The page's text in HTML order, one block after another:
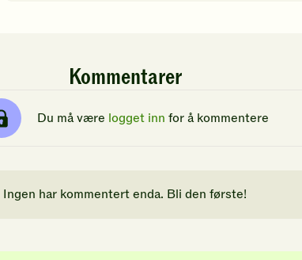
Kommentarer
Du må være logget inn for å kommentere
Ingen har kommentert enda. Bli den første!